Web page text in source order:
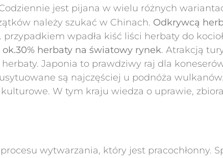
jest pijana w wielu różnych
należy szukać w Chinach. Odkrywcą
przypadkiem wpadła kiść liści herbaty do
ok.30% herbaty na światowy rynek. Atrakcją
Japonia to prawdziwy raj dla
są najczęściej u podnóża
W tym kraju wiedza o uprawie,
wytwarzania, który jest pracochłonny.